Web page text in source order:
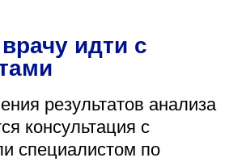
идти с
результатов анализа
консультация с
специалистом по